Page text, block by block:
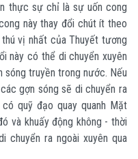
thực sự chỉ là sự uốn cong
này thay đổi chút ít theo
vị nhất của Thuyết tương
này có thể di chuyển xuyên
sóng truyền trong nước. Nếu
gợn sóng sẽ di chuyển ra
quỹ đạo quay quanh Mặt
và khuấy động không - thời
chuyển ra ngoài xuyên qua